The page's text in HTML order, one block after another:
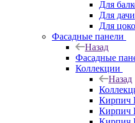
Для
Для дачи
Для
Фасадные панели
Назад
Фасадные
Коллекции
Назад
Кирпич
Кирпич